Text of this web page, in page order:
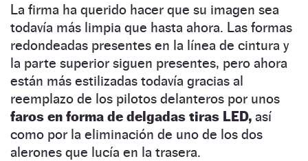
La firma ha querido hacer que su imagen sea
todavía más limpia que hasta ahora. Las formas
redondeadas presentes en la línea de cintura y
la parte superior siguen presentes, pero ahora
están más estilizadas todavía gracias al
reemplazo de los pilotos delanteros por unos
faros en forma de delgadas tiras LED, así
como por la eliminación de uno de los dos
alerones que lucía en la trasera.